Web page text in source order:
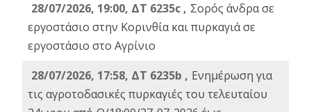
28/07/2026, 19:00, ΔΤ 6235c , Σορός άνδρα σε
εργοστάσιο στην Κορινθία και πυρκαγιά σε
εργοστάσιο στο Αγρίνιο
28/07/2026, 17:58, ΔΤ 6235b , Ενημέρωση για
τις αγροτοδασικές πυρκαγιές του τελευταίου